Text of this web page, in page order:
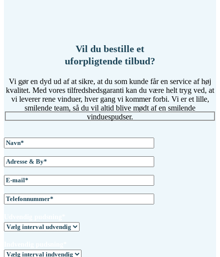
Vil du bestille et
uforpligtende tilbud?
Vi gør en dyd ud af at sikre, at du som kunde får en service af høj
kvalitet. Med vores tilfredshedsgaranti kan du være helt tryg ved, at
vi leverer rene vinduer, hver gang vi kommer forbi. Vi er et lille,
smilende team, så du vil altid blive mødt af en smilende
vinduespudser.